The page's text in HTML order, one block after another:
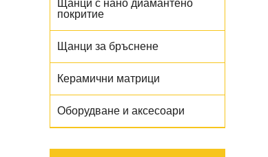
Щанци с нано диамантено
покритие
Щанци за бръснене
Керамични матрици
Оборудване и аксесоари